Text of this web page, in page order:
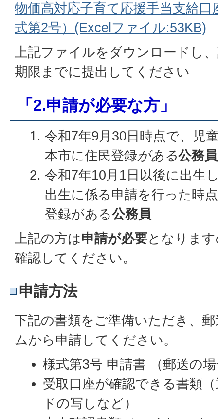
物価高対応子育て応援手当支給
式第2号）(Excelファイル:53KB)
上記ファイルをダウンロードし
期限までに提出してください
「2.申請が必要な方」
令和7年9月30日時点で、児
本市に住民登録がある公務員
令和7年10月1日以後に出生
出生に係る申請を行った時
登録がある公務員
上記の方は申請が必要となりま
確認してください。
申請方法
下記の書類をご準備いただき、
ムから申請してください。
様式第3号 申請書 （郵送の
受取口座が確認できる書類
ドの写しなど）